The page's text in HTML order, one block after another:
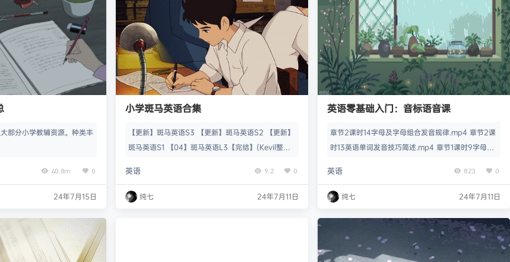
部分小学教辅资源。种类丰
40.8m 0
24年7月15日
小学斑马英语合集
【更新】斑马英语S3 【更新】斑马英语S2 【更新】
斑马英语S1 【04】斑马英语L3【完结】(Kevil整理)
evil整理) 05、斑马英语 03、斑马英语
英语 9.2 0
纯七 24年7月11日
英语零基础入门：音标语音课
章节2课时14字母及字母组合发音规律.mp4 章节2课
时13英语单词发音技巧简述.mp4 章节1课时9字母音
章节1课时7字母音标学习(7).mp4 章节1课时6 字母
音标学习(6).mp4 章节1课时5字母音标学习(5).mp4
标学习(3).mp4 章节1课时2字母音标学习(2…
英语 823 0
纯七 24年7月11日